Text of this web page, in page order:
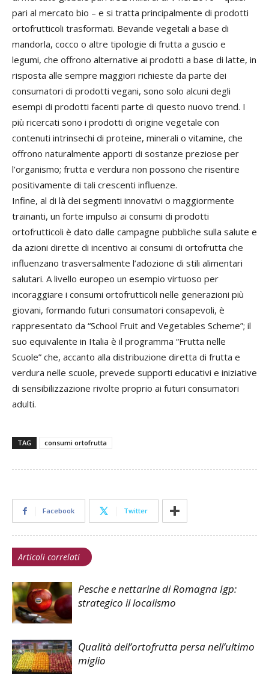
pari al mercato bio – e si tratta principalmente di prodotti
ortofrutticoli trasformati. Bevande vegetali a base di
mandorla, cocco o altre tipologie di frutta a guscio e
legumi, che offrono alternative ai prodotti a base di latte, in
risposta alle sempre maggiori richieste da parte dei
consumatori di prodotti vegani, sono solo alcuni degli
esempi di prodotti facenti parte di questo nuovo trend. I
più ricercati sono i prodotti di origine vegetale con
contenuti intrinsechi di proteine, minerali o vitamine, che
offrono naturalmente apporti di sostanze preziose per
l’organismo; frutta e verdura non possono che risentire
positivamente di tali crescenti influenze.
Infine, al di là dei segmenti innovativi o maggiormente
trainanti, un forte impulso ai consumi di prodotti
ortofrutticoli è dato dalle campagne pubbliche sulla salute e
da azioni dirette di incentivo ai consumi di ortofrutta che
influenzano trasversalmente l’adozione di stili alimentari
salutari. A livello europeo un esempio virtuoso per
incoraggiare i consumi ortofrutticoli nelle generazioni più
giovani, formando futuri consumatori consapevoli, è
rappresentato da “School Fruit and Vegetables Scheme”; il
suo equivalente in Italia è il programma “Frutta nelle
Scuole” che, accanto alla distribuzione diretta di frutta e
verdura nelle scuole, prevede supporti educativi e iniziative
di sensibilizzazione rivolte proprio ai futuri consumatori
adulti.
TAG consumi ortofrutta
Facebook Twitter
Articoli correlati
Pesche e nettarine di Romagna Igp:
strategico il localismo
Qualità dell’ortofrutta persa nell’ultimo
miglio